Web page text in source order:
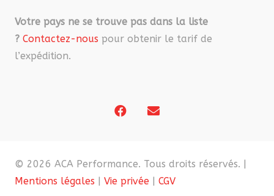
Votre pays ne se trouve pas dans la liste
? Contactez-nous pour obtenir le tarif de
l’expédition.
© 2026 ACA Performance. Tous droits réservés. |
Mentions légales
Vie privée CGV